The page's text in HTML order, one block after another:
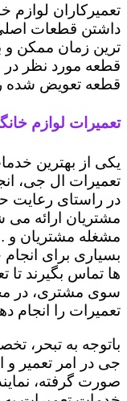
تعمیرکاران لوازم
داشتن قطعات اصلی
ترین زمان ممکن و
قطعه مورد نظر در
قطعه تعویض شده
تعمیرات لوازم
یکی از بهترین
تعمیرات ال جی،
در راستای
مشتریان ارائه
مشغله مشتریان و
بسیاری برای
ها تماس بگیرند
سوی مشتری، در
تعمیرات را انجام
باتوجه به تبحر،
جی در امر تعمیر و
صورت گرفته،